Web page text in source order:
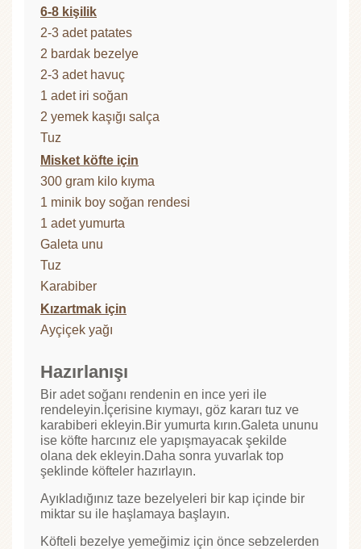
6-8 kişilik
2-3 adet patates
2 bardak bezelye
2-3 adet havuç
1 adet iri soğan
2 yemek kaşığı salça
Tuz
Misket köfte için
300 gram kilo kıyma
1 minik boy soğan rendesi
1 adet yumurta
Galeta unu
Tuz
Karabiber
Kızartmak için
Ayçiçek yağı
Hazırlanışı
Bir adet soğanı rendenin en ince yeri ile
rendeleyin.İçerisine kıymayı, göz kararı tuz ve
karabiberi ekleyin.Bir yumurta kırın.Galeta ununu
ise köfte harcınız ele yapışmayacak şekilde
olana dek ekleyin.Daha sonra yuvarlak top
şeklinde köfteler hazırlayın.
Ayıkladığınız taze bezelyeleri bir kap içinde bir
miktar su ile haşlamaya başlayın.
Köfteli bezelye yemeğimiz için önce sebzelerden